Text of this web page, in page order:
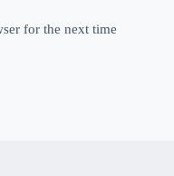
for the next time